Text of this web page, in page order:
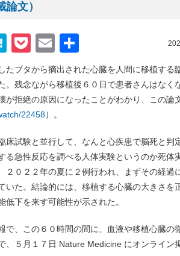
文）
Hatena
Pocket
Email
有
たブタから摘出された心臓を人間に移植する
。残念ながら移植後６０日で患者さんはなく
が拒絶の原因になったことがわかり、この論
22458）。
床試験と並行して、なんと心疾患で脳死と判
る急性反応を調べる人体実験というのか死体
０２２年の夏に２例行われ、まずその経過
た。結論的には、移植する心臓の大きさを
下を来す可能性が示された。
で、この６０時間の間に、血液や移植心臓の
、５月１７日 Nature Medicine にオンライン